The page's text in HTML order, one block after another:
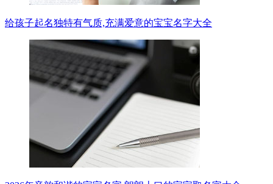
给孩子起名独特有气质,充满爱意的宝宝名字大全